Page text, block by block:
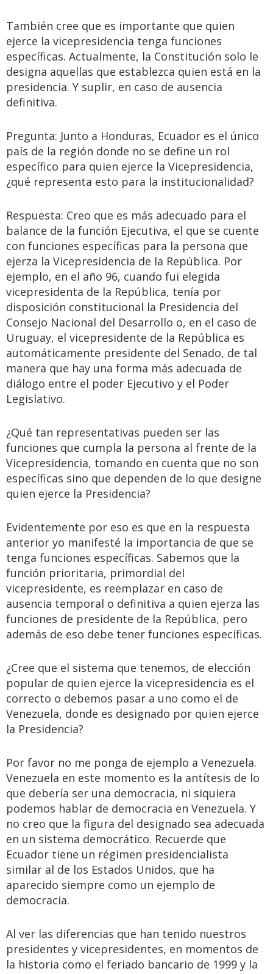
También cree que es importante que quien
ejerce la vicepresidencia tenga funciones
específicas. Actualmente, la Constitución solo le
designa aquellas que establezca quien está en la
presidencia. Y suplir, en caso de ausencia
definitiva.
Pregunta: Junto a Honduras, Ecuador es el único
país de la región donde no se define un rol
específico para quien ejerce la Vicepresidencia,
¿qué representa esto para la institucionalidad?
Respuesta: Creo que es más adecuado para el
balance de la función Ejecutiva, el que se cuente
con funciones específicas para la persona que
ejerza la Vicepresidencia de la República. Por
ejemplo, en el año 96, cuando fui elegida
vicepresidenta de la República, tenía por
disposición constitucional la Presidencia del
Consejo Nacional del Desarrollo o, en el caso de
Uruguay, el vicepresidente de la República es
automáticamente presidente del Senado, de tal
manera que hay una forma más adecuada de
diálogo entre el poder Ejecutivo y el Poder
Legislativo.
¿Qué tan representativas pueden ser las
funciones que cumpla la persona al frente de la
Vicepresidencia, tomando en cuenta que no son
específicas sino que dependen de lo que designe
quien ejerce la Presidencia?
Evidentemente por eso es que en la respuesta
anterior yo manifesté la importancia de que se
tenga funciones específicas. Sabemos que la
función prioritaria, primordial del
vicepresidente, es reemplazar en caso de
ausencia temporal o definitiva a quien ejerza las
funciones de presidente de la República, pero
además de eso debe tener funciones específicas.
¿Cree que el sistema que tenemos, de elección
popular de quien ejerce la vicepresidencia es el
correcto o debemos pasar a uno como el de
Venezuela, donde es designado por quien ejerce
la Presidencia?
Por favor no me ponga de ejemplo a Venezuela.
Venezuela en este momento es la antítesis de lo
que debería ser una democracia, ni siquiera
podemos hablar de democracia en Venezuela. Y
no creo que la figura del designado sea adecuada
en un sistema democrático. Recuerde que
Ecuador tiene un régimen presidencialista
similar al de los Estados Unidos, que ha
aparecido siempre como un ejemplo de
democracia.
Al ver las diferencias que han tenido nuestros
presidentes y vicepresidentes, en momentos de
la historia como el feriado bancario de 1999 y la